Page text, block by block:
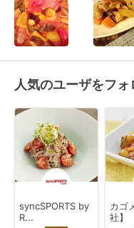
人気のユーザをフォ
syncSPORTS by
R...
カゴ
社】